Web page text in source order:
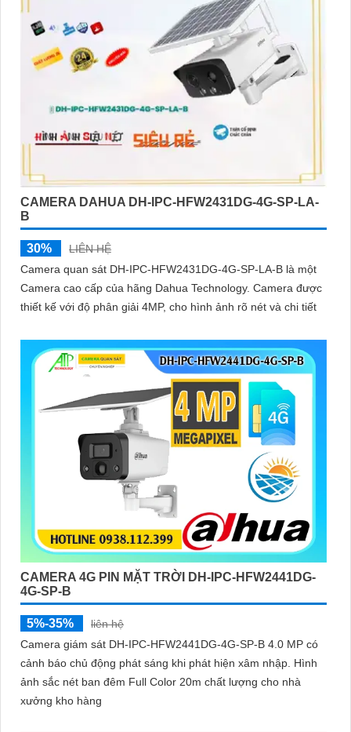
CAMERA DAHUA DH-IPC-HFW2431DG-4G-SP-LA-
B
30%
LIÊN HỆ
Camera quan sát DH-IPC-HFW2431DG-4G-SP-LA-B là một
Camera cao cấp của hãng Dahua Technology. Camera được
thiết kế với độ phân giải 4MP, cho hình ảnh rõ nét và chi tiết
CAMERA 4G PIN MẶT TRỜI DH-IPC-HFW2441DG-
4G-SP-B
5%-35%
liên hệ
Camera giám sát DH-IPC-HFW2441DG-4G-SP-B 4.0 MP có
cảnh báo chủ động phát sáng khi phát hiện xâm nhập. Hình
ảnh sắc nét ban đêm Full Color 20m chất lượng cho nhà
xưởng kho hàng